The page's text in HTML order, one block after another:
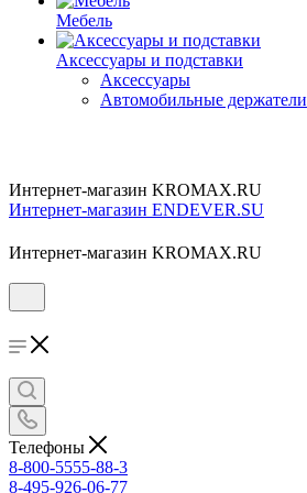
Мебель
Аксессуары и подставки
Аксессуары
Автомобильные держатели
Интернет-магазин KROMAX.RU
Интернет-магазин ENDEVER.SU
Интернет-магазин KROMAX.RU
Телефоны
8-800-5555-88-3
8-495-926-06-77